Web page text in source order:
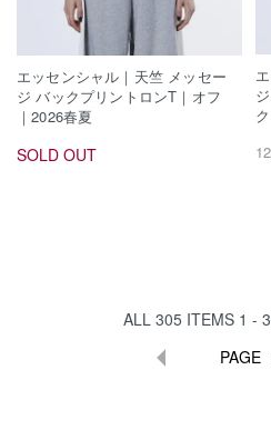
エッセンシャル｜天竺 メッセー
ジ バックプリントロンT｜オフ
｜2026春夏
SOLD OUT
ALL 305 ITEMS 1 -
PAGE